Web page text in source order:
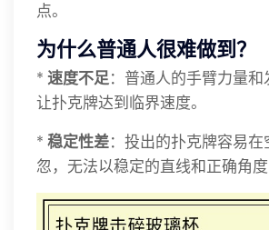
点。
为什么普通人很难做到？
* 速度不足：普通人的手臂力量
让扑克牌达到临界速度。
* 稳定性差：投出的扑克牌容易
忽，无法以稳定的直线和正确角度